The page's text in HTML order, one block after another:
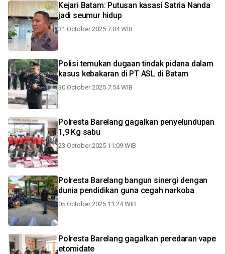
Kejari Batam: Putusan kasasi Satria Nanda
jadi seumur hidup
31 October 2025 7:04 WIB
Polisi temukan dugaan tindak pidana dalam
kasus kebakaran di PT ASL di Batam
30 October 2025 7:54 WIB
Polresta Barelang gagalkan penyelundupan
1,9 Kg sabu
23 October 2025 11:09 WIB
Polresta Barelang bangun sinergi dengan
dunia pendidikan guna cegah narkoba
05 October 2025 11:24 WIB
Polresta Barelang gagalkan peredaran vape
etomidate